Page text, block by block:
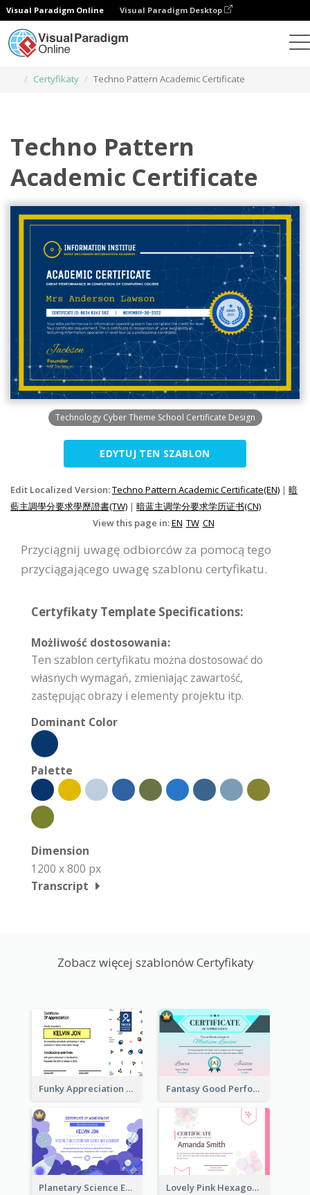
Visual Paradigm Online Visual Paradigm Desktop
Certyfikaty
Techno Pattern Academic Certificate
Techno Pattern
Academic Certificate
Technology Cyber Theme School Certificate Design
EDYTUJ TEN SZABLON
Edit Localized Version:Techno Pattern Academic Certificate(EN) | 暗
藍主調學分要求學歷證書(TW) | 暗蓝主调学分要求学历证书(CN)
View this page in:EN TW CN
Przyciągnij uwagę odbiorców za pomocą tego
przyciągającego uwagę szablonu certyfikatu.
Certyfikaty Template Specifications:
Możliwość dostosowania:
Ten szablon certyfikatu można dostosować do
własnych wymagań, zmieniając zawartość,
zastępując obrazy i elementy projektu itp.
Dominant Color
Palette
Dimension
1200 x 800 px
Transcript
Zobacz więcej szablonów Certyfikaty
Funky Appreciation Letter For Fundraising Fantasy Good Performance Award Certificate
Planetary Science Education Certificate Lovely Pink Hexagonal Shapes Certification Design